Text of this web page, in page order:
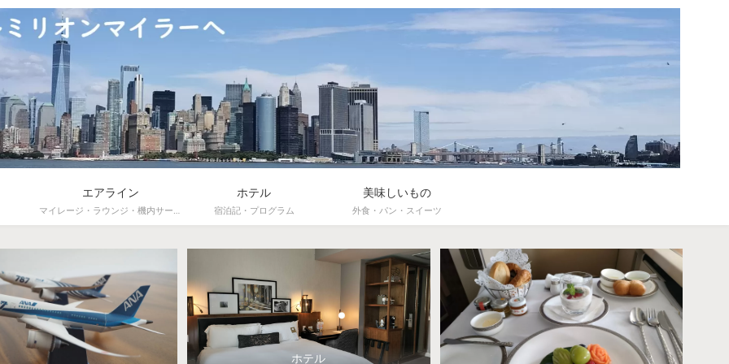
エアライン
マイレージ・ラウンジ・機内サービス
ホテル
宿泊記・プログラム
美味しいもの
外食・パン・スイーツ
ホテル